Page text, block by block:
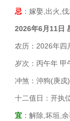
忌 ：嫁娶,出火,
2026年6月11日
农历：2026年四
岁次：丙午年 甲
冲煞：沖狗(庚戍)
十二值日：开执
宜 ：解除,坏垣,